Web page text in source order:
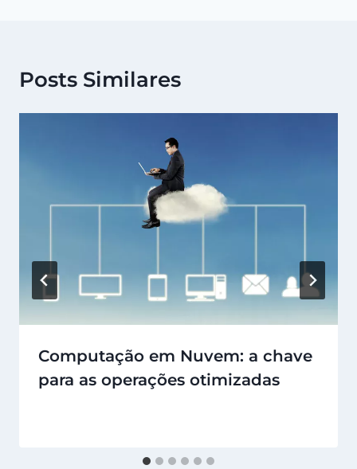
Posts Similares
Computação em Nuvem: a chave
para as operações otimizadas